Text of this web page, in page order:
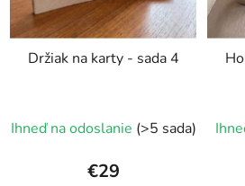
Držiak na karty - sada 4
Ihneď na odoslanie (>5 sada)
€29